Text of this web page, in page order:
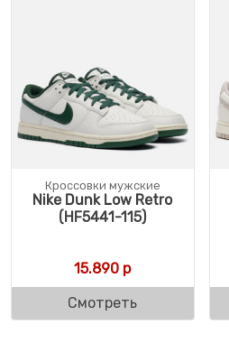
Кроссовки мужские
Nike Dunk Low Retro
(HF5441-115)
15.890 р
Смотреть